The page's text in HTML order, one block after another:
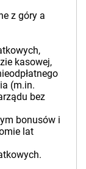
z góry a
kasowej,
(m.in.
bez
bonusów i
lat